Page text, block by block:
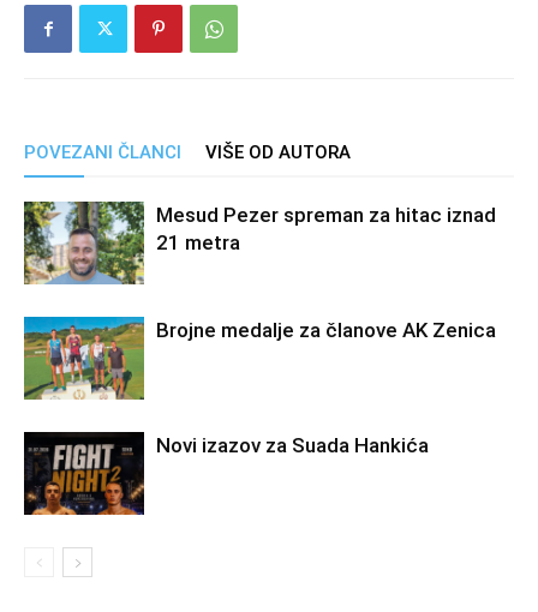
POVEZANI ČLANCI VIŠE OD AUTORA
Mesud Pezer spreman za hitac iznad
21 metra
Brojne medalje za članove AK Zenica
Novi izazov za Suada Hankića